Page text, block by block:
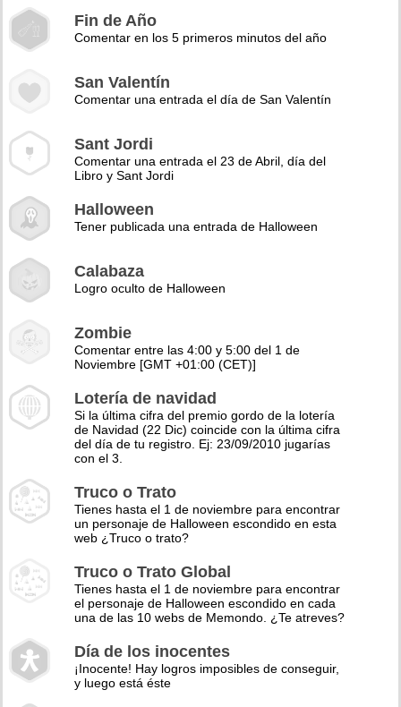
Fin de Año
Comentar en los 5 primeros minutos del año
San Valentín
Comentar una entrada el día de San Valentín
Sant Jordi
Comentar una entrada el 23 de Abril, día del
Libro y Sant Jordi
Halloween
Tener publicada una entrada de Halloween
Calabaza
Logro oculto de Halloween
Zombie
Comentar entre las 4:00 y 5:00 del 1 de
Noviembre [GMT +01:00 (CET)]
Lotería de navidad
Si la última cifra del premio gordo de la lotería
de Navidad (22 Dic) coincide con la última cifra
del día de tu registro. Ej: 23/09/2010 jugarías
con el 3.
Truco o Trato
Tienes hasta el 1 de noviembre para encontrar
un personaje de Halloween escondido en esta
web ¿Truco o trato?
Truco o Trato Global
Tienes hasta el 1 de noviembre para encontrar
el personaje de Halloween escondido en cada
una de las 10 webs de Memondo. ¿Te atreves?
Día de los inocentes
¡Inocente! Hay logros imposibles de conseguir,
y luego está éste